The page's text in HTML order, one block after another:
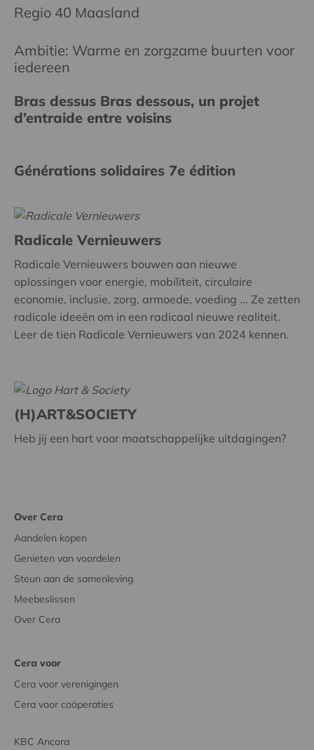
Regio 40 Maasland
Ambitie: Warme en zorgzame buurten voor
iedereen
Bras dessus Bras dessous, un projet
d’entraide entre voisins
Générations solidaires 7e édition
Radicale Vernieuwers
Radicale Vernieuwers bouwen aan nieuwe
oplossingen voor energie, mobiliteit, circulaire
economie, inclusie, zorg, armoede, voeding ... Ze zetten
radicale ideeën om in een radicaal nieuwe realiteit.
Leer de tien Radicale Vernieuwers van 2024 kennen.
(H)ART&SOCIETY
Heb jij een hart voor maatschappelijke uitdagingen?
Over Cera
Aandelen kopen
Genieten van voordelen
Steun aan de samenleving
Meebeslissen
Over Cera
Cera voor
Cera voor verenigingen
Cera voor coöperaties
KBC Ancora